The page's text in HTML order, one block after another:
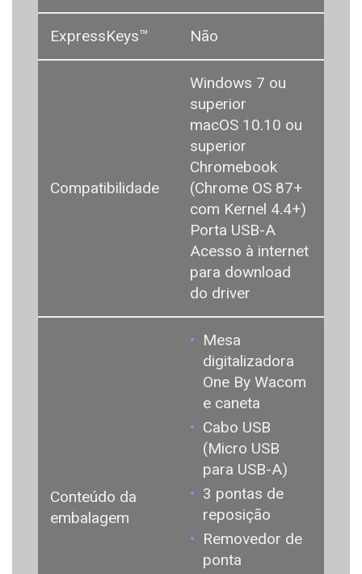
ExpressKeys™ Não
Compatibilidade
Windows 7 ou
superior
macOS 10.10 ou
superior
Chromebook
(Chrome OS 87+
com Kernel 4.4+)
Porta USB-A
Acesso à internet
para download
do driver
Conteúdo da
embalagem
Mesa
digitalizadora
One By Wacom
e caneta
Cabo USB
(Micro USB
para USB-A)
3 pontas de
reposição
Removedor de
ponta